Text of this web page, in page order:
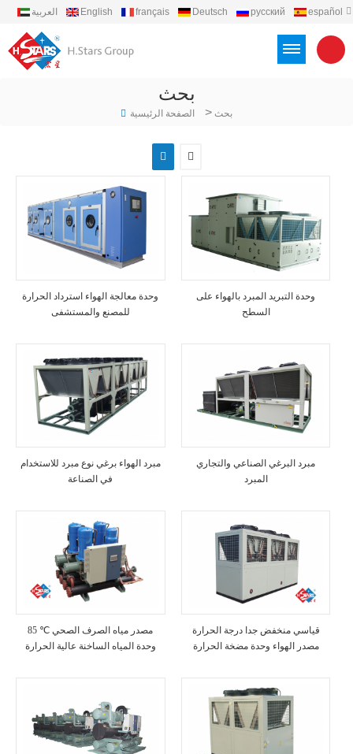
العربية English français Deutsch русский
español
بحث
الصفحة الرئيسية > بحث
وحدة معالجة الهواء استرداد الحرارة
للمصنع والمستشفى
وحدة التبريد المبرد بالهواء على
السطح
مبرد الهواء برغي نوع مبرد للاستخدام
في الصناعة
مبرد البرغي الصناعي والتجاري
المبرد
85 ℃ مصدر مياه الصرف الصحي
وحدة المياه الساخنة عالية الحرارة
قياسي منخفض جدا درجة الحرارة
مصدر الهواء وحدة مضخة الحرارة